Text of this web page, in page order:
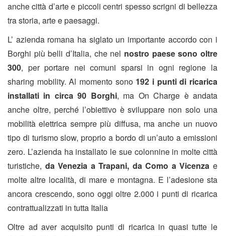
anche città d’arte e piccoli centri spesso scrigni di bellezza
tra storia, arte e paesaggi.
L’ azienda romana ha siglato un importante accordo con i
Borghi più belli d’Italia, che nel nostro paese sono oltre
300, per portare nei comuni sparsi in ogni regione la
sharing mobility. Al momento sono 192 i punti di ricarica
installati in circa 90 Borghi, ma On Charge è andata
anche oltre, perché l’obiettivo è sviluppare non solo una
mobilità elettrica sempre più diffusa, ma anche un nuovo
tipo di turismo slow, proprio a bordo di un’auto a emissioni
zero. L’azienda ha installato le sue colonnine in molte città
turistiche, da Venezia a Trapani, da Como a Vicenza e
molte altre località, di mare e montagna. E l’adesione sta
ancora crescendo, sono oggi oltre 2.000 i punti di ricarica
contrattualizzati in tutta Italia
Oltre ad aver acquisito punti di ricarica in quasi tutte le